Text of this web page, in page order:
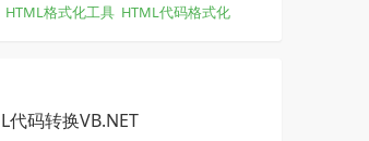
HTML格式化工具 HTML代码格式化
代码转换VB.NET